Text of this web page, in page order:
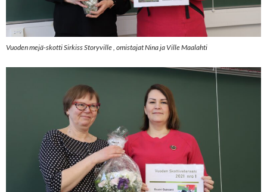
Vuoden mejä-skotti Sirkiss Storyville , omistajat Nina ja Ville Maalahti